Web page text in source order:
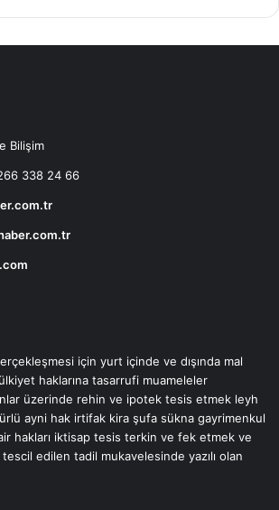
Bilişim
338 24 66
için yurt içinde ve dışında mal
haklarına tasarrufi muameleler
üzerinde rehin ve ipotek tesis etmek leyh
ayni hak irtifak kira şufa sükna gayrimenkul
hakları iktisap tesis terkin ve fek etmek ve
edilen tadil mukavelesinde yazılı olan